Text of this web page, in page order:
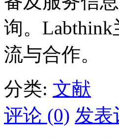
询。
流与合作。
分类: 文献
评论 (0) 发表